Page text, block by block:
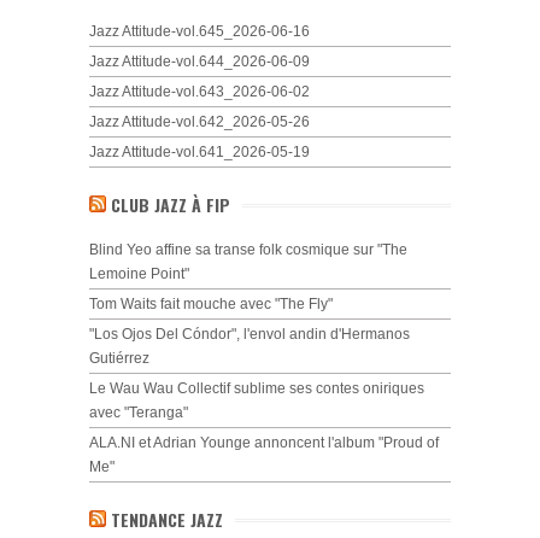
Jazz Attitude-vol.645_2026-06-16
Jazz Attitude-vol.644_2026-06-09
Jazz Attitude-vol.643_2026-06-02
Jazz Attitude-vol.642_2026-05-26
Jazz Attitude-vol.641_2026-05-19
CLUB JAZZ À FIP
Blind Yeo affine sa transe folk cosmique sur "The
Lemoine Point"
Tom Waits fait mouche avec "The Fly"
"Los Ojos Del Cóndor", l'envol andin d'Hermanos
Gutiérrez
Le Wau Wau Collectif sublime ses contes oniriques
avec "Teranga"
ALA.NI et Adrian Younge annoncent l'album "Proud of
Me"
TENDANCE JAZZ